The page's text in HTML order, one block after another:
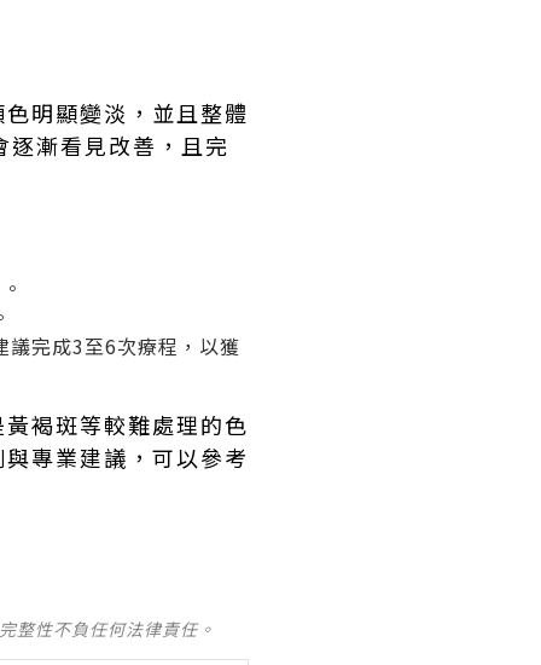
明顯變淡，並且整體
逐漸看見改善，且完
議完成3至6次療程，以獲
褐斑等較難處理的色
專業建議，可以參考
整性不負任何法律責任。